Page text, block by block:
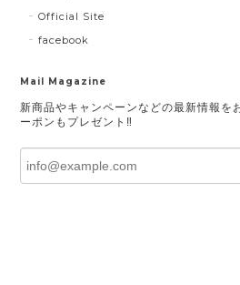
Official Site
facebook
Mail Magazine
新商品やキャンペーンなどの最新情報を
ーポンもプレゼント‼